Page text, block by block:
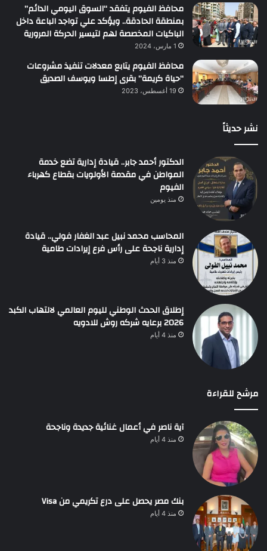
محافظ الفيوم يتفقد “السوق اليومي الدائم”
بمنطقة الحادقة.. ويؤكد علي تواجد الباعة داخل
الباكيات المخصصة لهم لتيسير الحركة المرورية
1 مارس، 2024
محافظ الفيوم يتابع معدلات تنفيذ مشروعات
“حياة كريمة” بقرى إطسا ويوسف الصديق
19 أغسطس، 2023
نشر حديثاً
الدكتور أحمد جابر.. قيادة إدارية تضع خدمة
المواطن في مقدمة الأولويات بقطاع كهرباء
الفيوم
منذ يومين
المحاسب محمد نبيل عبد الغفار فولي.. قيادة
إدارية ناجحة على رأس فرع إيرادات طامية
منذ 3 أيام
إطلاق الحدث الوطني لليوم العالمي لالتهاب الكبد
2026 برعايه شركه روش للادويه
منذ 4 أيام
مرشح للقراءة
آية ناصر في أعمال غنائية جديدة وناجحة
منذ 4 أيام
بنك مصر يحصل على درع تكريمي من Visa
منذ 4 أيام